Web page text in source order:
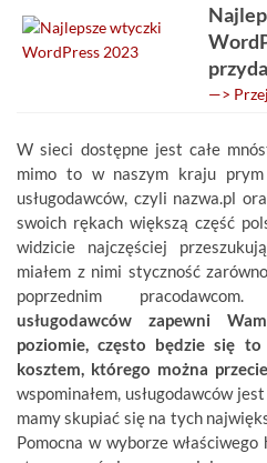
—>
W sieci dostępne jest całe
mimo to w naszym kraju
usługodawców, czyli nazwa.pl
swoich rękach większą część
widzicie najczęściej
miałem z nimi styczność
poprzednim
usługodawców zapewni
poziomie, często będzie się
kosztem, którego można
wspominałem, usługodawców
mamy skupiać się na tych
Pomocna w wyborze